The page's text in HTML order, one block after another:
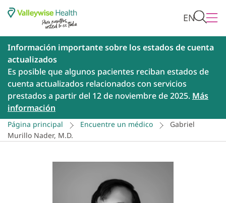
EN
Información importante sobre los estados de cuenta
actualizados
Es posible que algunos pacientes reciban estados de
cuenta actualizados relacionados con servicios
prestados a partir del 12 de noviembre de 2025. Más
información
Página principal Encuentre un médico
Gabriel
Murillo Nader, M.D.